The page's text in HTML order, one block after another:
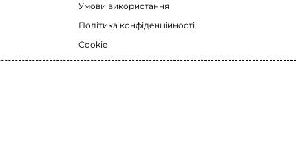
Умови використання
Політика конфіденційності
Cookie